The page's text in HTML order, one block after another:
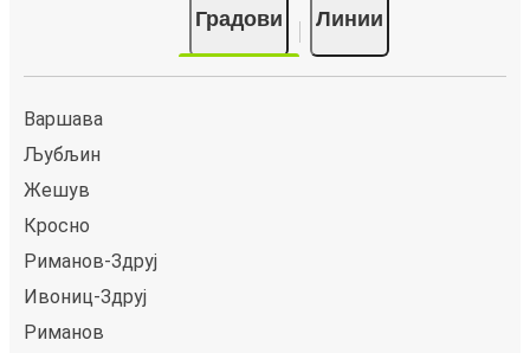
Градови Линии
Варшава
Љубљин
Жешув
Кросно
Риманов-Здруј
Ивониц-Здруј
Риманов